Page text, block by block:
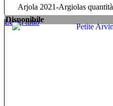
Arjola 2021-Argiolas quantità
Leggi tutto
Disponibile